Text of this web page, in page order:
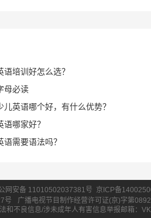
语培训好怎么选？
母必读
儿英语哪个好，有什么优势？
哪家好？
语需要语法吗？
网安备 11010502037381号 京ICP备
号
广播电视节目制作经营许可证(京)字第
和不良信息/涉未成年人有害信息举报邮箱：